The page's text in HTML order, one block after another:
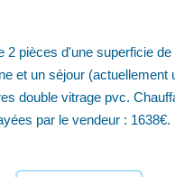
2 pièces d'une superficie
et un séjour
double vitrage pvc.
par le vendeur :